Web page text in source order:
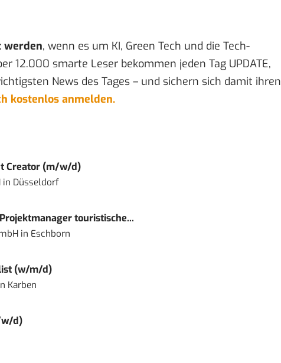
werden, wenn es um KI, Green Tech und die Tech-
12.000 smarte Leser bekommen jeden Tag UPDATE,
News des Tages – und sichern sich damit ihren
kostenlos anmelden.
Creator (m/w/d)
in Düsseldorf
touristische...
in Eschborn
(w/m/d)
Karben
w/d)